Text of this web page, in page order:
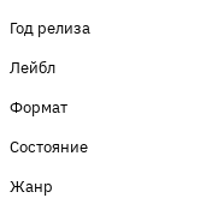
Год релиза
Лейбл
Формат
Состояние
Жанр